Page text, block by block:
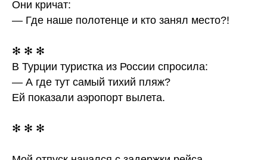
Они кричат:
— Где наше полотенце и кто занял место?!
✻ ✻ ✻
В Турции туристка из России спросила:
— А где тут самый тихий пляж?
Ей показали аэропорт вылета.
✻ ✻ ✻